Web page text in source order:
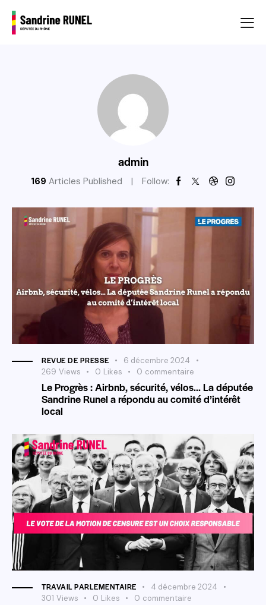
admin
169 Articles Published Follow:
REVUE DE PRESSE
6 décembre 2024
269 Views 0 Likes 0 commentaire
Le Progrès : Airbnb, sécurité, vélos… La députée
Sandrine Runel a répondu au comité d’intérêt
local
TRAVAIL PARLEMENTAIRE
4 décembre 2024
301 Views 0 Likes 0 commentaire